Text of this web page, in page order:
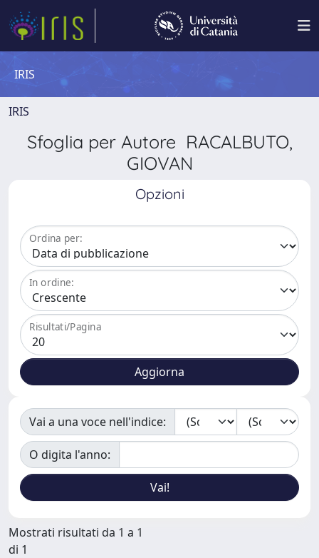
IRIS
IRIS
Sfoglia per Autore RACALBUTO,
GIOVAN
Opzioni
Ordina per:
In ordine:
Risultati/Pagina
Vai a una voce nell'indice:
O digita l'anno:
Mostrati risultati da 1 a 1
di 1